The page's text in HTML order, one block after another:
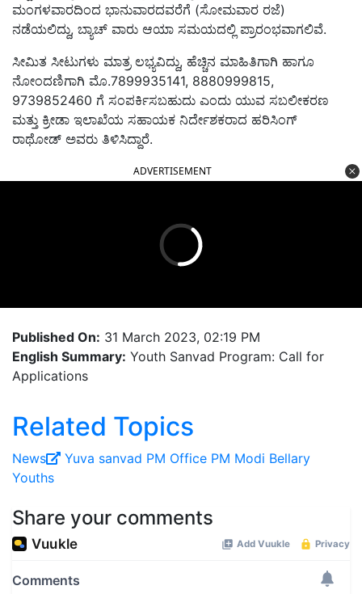
ಮಂಗಳವಾರದಿಂದ ಭಾನುವಾರದವರೆಗೆ (ಸೋಮವಾರ ರಜೆ)
ನಡೆಯಲಿದ್ದು, ಬ್ಯಾಚ್ ವಾರು ಆಯಾ ಸಮಯದಲ್ಲಿ ಪ್ರಾರಂಭವಾಗಲಿವೆ.
ಸೀಮಿತ ಸೀಟುಗಳು ಮಾತ್ರ ಲಭ್ಯವಿದ್ದು, ಹೆಚ್ಚಿನ ಮಾಹಿತಿಗಾಗಿ ಹಾಗೂ
ನೋಂದಣಿಗಾಗಿ ಮೊ.7899935141, 8880999815,
9739852460 ಗೆ ಸಂಪರ್ಕಿಸಬಹುದು ಎಂದು ಯುವ ಸಬಲೀಕರಣ
ಮತ್ತು ಕ್ರೀಡಾ ಇಲಾಖೆಯ ಸಹಾಯಕ ನಿರ್ದೇಶಕರಾದ ಹರಿಸಿಂಗ್
ರಾಥೋಡ್ ಅವರು ತಿಳಿಸಿದ್ದಾರೆ.
ADVERTISEMENT
Published On: 31 March 2023, 02:19 PM
English Summary: Youth Sanvad Program: Call for
Applications
Related Topics
News Yuva sanvad PM Office PM Modi Bellary
Youths
Share your comments